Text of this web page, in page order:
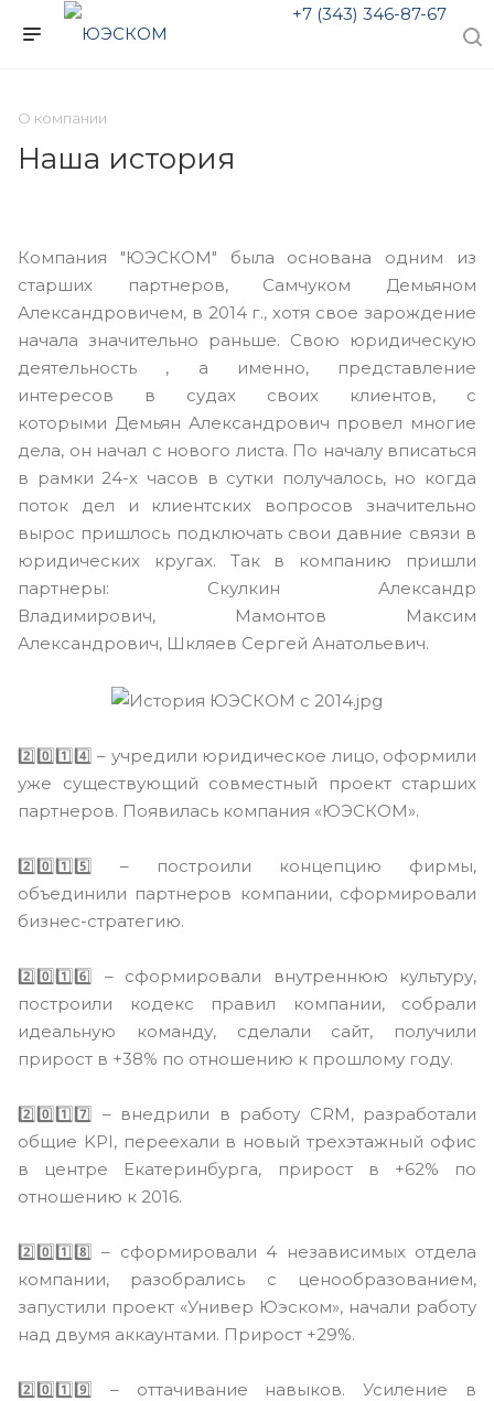
+7 (343) 346-87-67
О компании
Наша история
Компания "ЮЭСКОМ" была основана одним из
старших партнеров, Самчуком Демьяном
Александровичем, в 2014 г., хотя свое зарождение
начала значительно раньше. Свою юридическую
деятельность , а именно, представление
интересов в судах своих клиентов, с
которыми Демьян Александрович провел многие
дела, он начал с нового листа. По началу вписаться
в рамки 24-х часов в сутки получалось, но когда
поток дел и клиентских вопросов значительно
вырос пришлось подключать свои давние связи в
юридических кругах. Так в компанию пришли
партнеры: Скулкин Александр
Владимирович, Мамонтов Максим
Александрович, Шкляев Сергей Анатольевич.
2️⃣0️⃣1️⃣4️⃣ – учредили юридическое лицо, оформили
уже существующий совместный проект старших
партнеров. Появилась компания «ЮЭСКОМ».
2️⃣0️⃣1️⃣5️⃣ – построили концепцию фирмы,
объединили партнеров компании, сформировали
бизнес-стратегию.
2️⃣0️⃣1️⃣6️⃣ – сформировали внутреннюю культуру,
построили кодекс правил компании, собрали
идеальную команду, сделали сайт, получили
прирост в +38% по отношению к прошлому году.
2️⃣0️⃣1️⃣7️⃣ – внедрили в работу CRM, разработали
общие KPI, переехали в новый трехэтажный офис
в центре Екатеринбурга, прирост в +62% по
отношению к 2016.
2️⃣0️⃣1️⃣8️⃣ – сформировали 4 независимых отдела
компании, разобрались с ценообразованием,
запустили проект «Универ Юэском», начали работу
над двумя аккаунтами. Прирост +29%.
2️⃣0️⃣1️⃣9️⃣ – оттачивание навыков. Усиление в